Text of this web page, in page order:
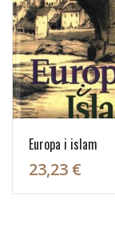
Europa i islam
23,23 €